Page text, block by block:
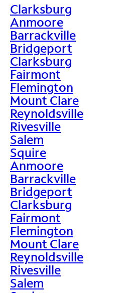
Clarksburg
Anmoore
Barrackville
Bridgeport
Clarksburg
Fairmont
Flemington
Mount Clare
Reynoldsville
Rivesville
Salem
Squire
Anmoore
Barrackville
Bridgeport
Clarksburg
Fairmont
Flemington
Mount Clare
Reynoldsville
Rivesville
Salem